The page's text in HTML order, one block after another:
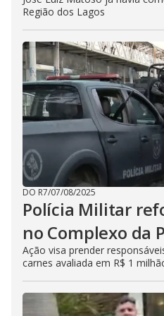
Região dos Lagos
DO R7/07/08/2025
Polícia Militar
no Complexo da
Ação visa prender
carnes avaliada em R$ 1